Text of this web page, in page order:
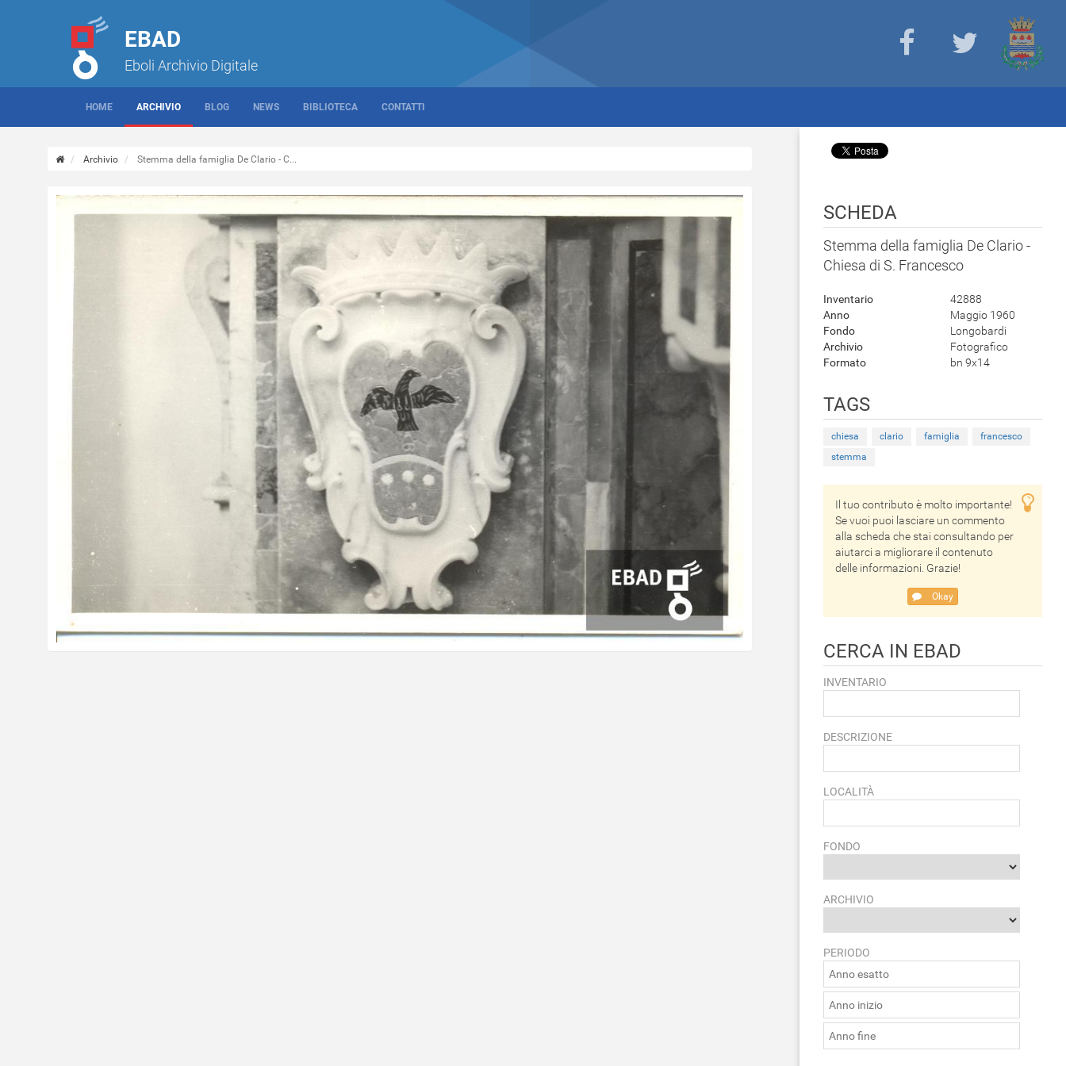
EBAD
Eboli Archivio Digitale
HOME ARCHIVIO BLOG NEWS BIBLIOTECA CONTATTI
Archivio Stemma della famiglia De Clario - C...
SCHEDA
Stemma della famiglia De Clario -
Chiesa di S. Francesco
Inventario
42888
Anno
Maggio 1960
Fondo
Longobardi
Archivio
Fotografico
Formato
bn 9x14
TAGS
chiesa clario famiglia
francesco
stemma
Il tuo contributo è molto importante!
Se vuoi puoi lasciare un commento
alla scheda che stai consultando per
aiutarci a migliorare il contenuto
delle informazioni. Grazie!
Okay
CERCA IN EBAD
INVENTARIO
DESCRIZIONE
LOCALITÀ
FONDO
ARCHIVIO
PERIODO